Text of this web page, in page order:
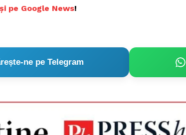
pe Google News!
ne pe Telegram